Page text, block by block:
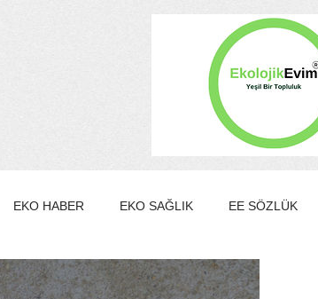
EKO HABER EKO SAĞLIK EE SÖZLÜK
EKO KÜLTÜR&SANAT EKO EV